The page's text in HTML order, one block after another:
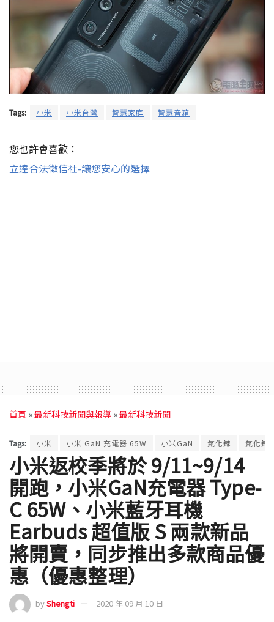
Tags: 小米 小米台灣 智慧家庭 智慧音箱
您也許會喜歡：
立達合法徵信社-讓您安心的選擇
首頁 »最新科技新聞與報導 »最新科技新聞
Tags: 小米 小米 GaN 充電器 65W 小米GaN 氮化鎵 氮化鎵
小米返校季將於 9/11~9/14
開跑，小米GaN充電器 Type-
C 65W、小米藍牙耳機
Earbuds 超值版 S 兩款新品
將開賣，同步推出多款商品優
惠（優惠整理）
byShengti 2020 年 09 月 10 日